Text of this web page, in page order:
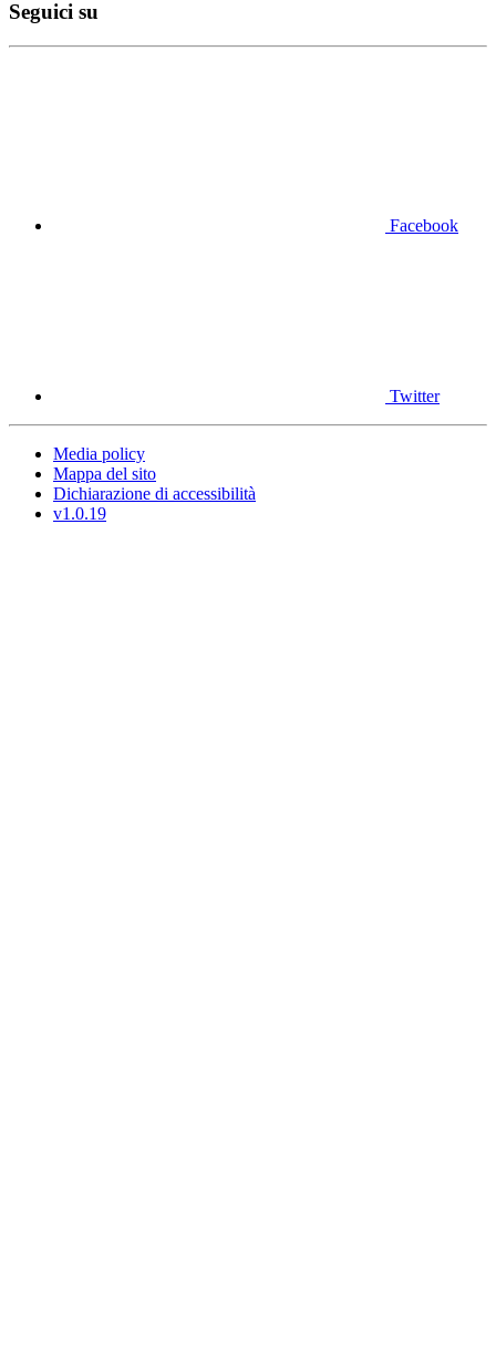
Seguici su
Facebook
Twitter
Media policy
Mappa del sito
Dichiarazione di accessibilità
v1.0.19